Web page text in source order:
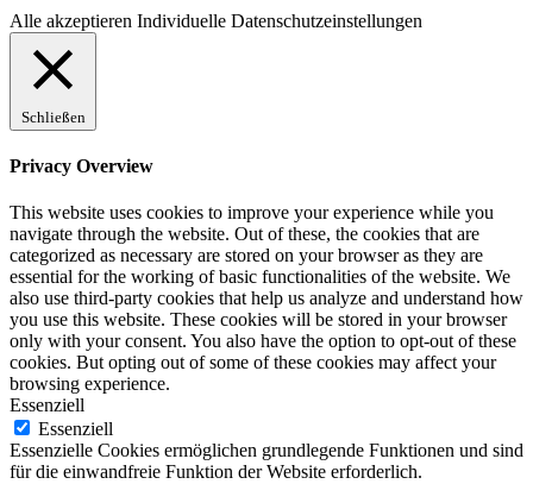
Alle akzeptieren Individuelle Datenschutzeinstellungen
Schließen
Privacy Overview
This website uses cookies to improve your experience while you
navigate through the website. Out of these, the cookies that are
categorized as necessary are stored on your browser as they are
essential for the working of basic functionalities of the website. We
also use third-party cookies that help us analyze and understand how
you use this website. These cookies will be stored in your browser
only with your consent. You also have the option to opt-out of these
cookies. But opting out of some of these cookies may affect your
browsing experience.
Essenziell
Essenziell
Essenzielle Cookies ermöglichen grundlegende Funktionen und sind
für die einwandfreie Funktion der Website erforderlich.